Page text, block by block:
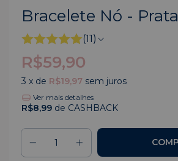
Bracelete Nó - Prata
(11)
R$59,90
3 x de R$19,97 sem juros
Ver mais detalhes
R$8,99 de CASHBACK